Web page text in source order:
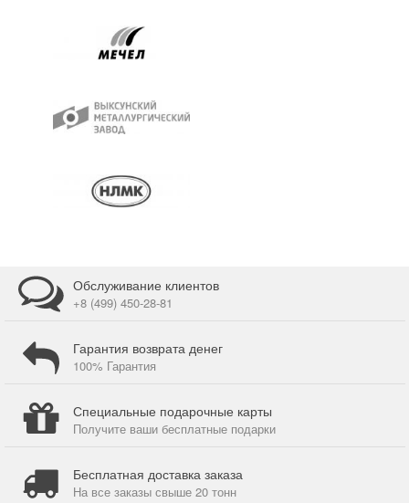
Обслуживание клиентов
+8 (499) 450-28-81
Гарантия возврата денег
100% Гарантия
Специальные подарочные карты
Получите ваши бесплатные подарки
Бесплатная доставка заказа
На все заказы свыше 20 тонн